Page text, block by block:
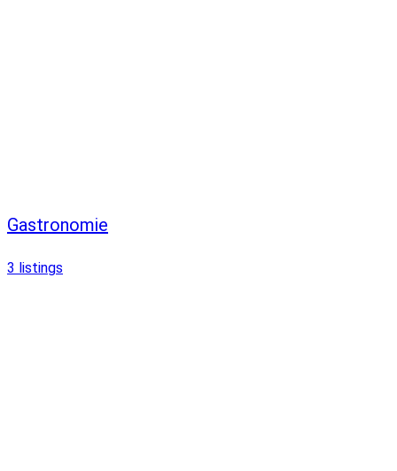
Gastronomie
3 listings